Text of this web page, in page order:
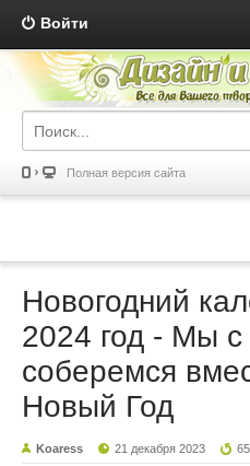
Войти
Полная версия сайта
Новогодний
2024 год - Мы с
соберемся
Новый Год
Koaress 21 декабря 2023